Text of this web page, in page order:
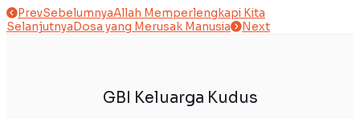
PrevSebelumnyaAllah Memperlengkapi Kita
Selanjutnya Dosa yang Merusak Manusia Next
GBI Keluarga Kudus